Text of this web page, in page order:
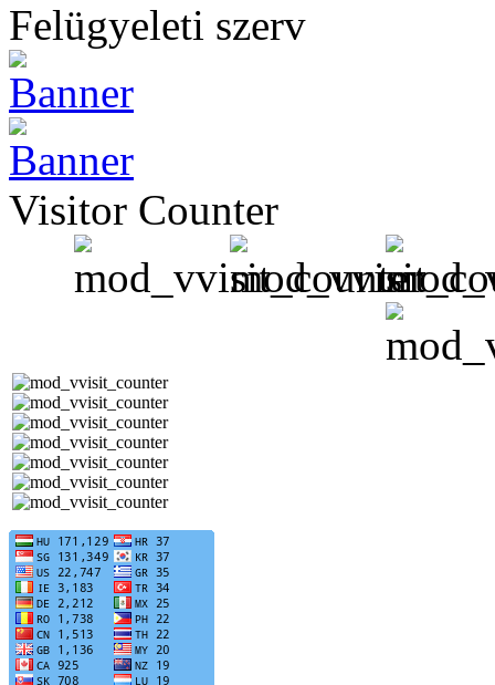
Felügyeleti szerv
Visitor Counter